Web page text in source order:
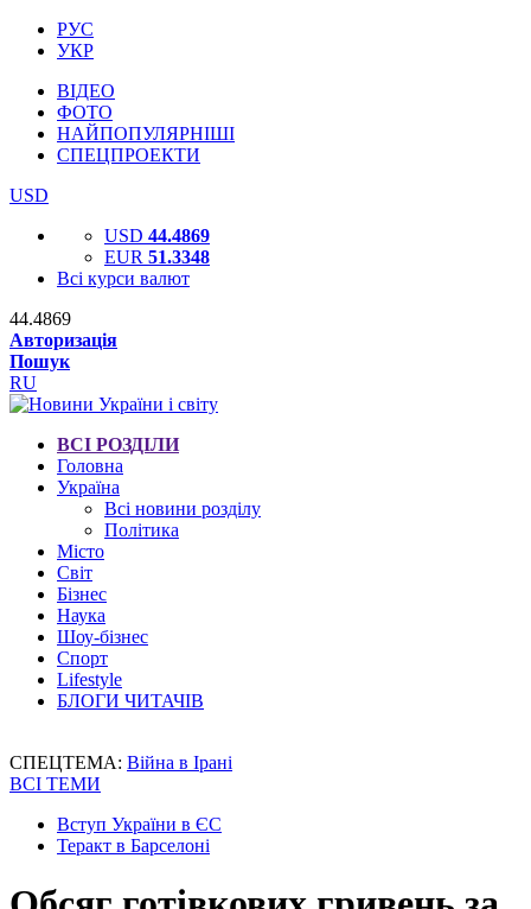
РУС
УКР
ВІДЕО
ФОТО
НАЙПОПУЛЯРНІШІ
СПЕЦПРОЕКТИ
USD
USD 44.4869
EUR 51.3348
Всі курси валют
44.4869
Авторизація
Пошук
RU
ВСІ РОЗДІЛИ
Головна
Україна
Всі новини розділу
Політика
Місто
Світ
Бізнес
Наука
Шоу-бізнес
Спорт
Lifestyle
БЛОГИ ЧИТАЧІВ
СПЕЦТЕМА: Війна в Ірані
ВСІ ТЕМИ
Вступ України в ЄС
Теракт в Барселоні